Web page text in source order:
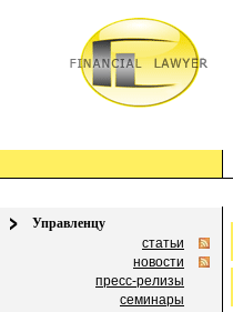
Управленцу
статьи
новости
пресс-релизы
семинары